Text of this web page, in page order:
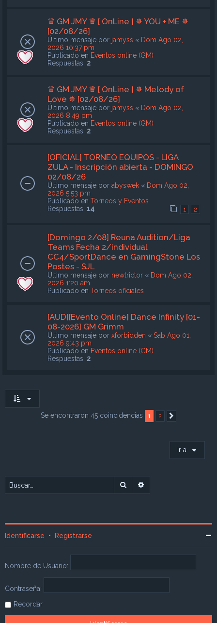
♛ GM JMY ♛ [ OnLine ] ✵ YOU + ME ✵
[02/08/26]
Último mensaje por jamyss « Dom Ago 02,
2026 10:37 pm
Publicado en Eventos online (GM)
Respuestas: 2
♛ GM JMY ♛ [ OnLine ] ✵ Melody of
Love ✵ [02/08/26]
Último mensaje por jamyss « Dom Ago 02,
2026 8:49 pm
Publicado en Eventos online (GM)
Respuestas: 2
[OFICIAL] TORNEO EQUIPOS - LIGA
ZULA - Inscripción abierta - DOMINGO
02/08/26
Último mensaje por abyswek « Dom Ago 02,
2026 5:53 pm
Publicado en Torneos y Eventos
Respuestas: 14 1 2
[Domingo 2/08] Reuna Audition/Liga
Teams Fecha 2/individual
CC4/SportDance en GamingStone Los
Postes - SJL
Último mensaje por newtrictor « Dom Ago 02,
2026 1:20 am
Publicado en Torneos oficiales
[AUD][Evento Online] Dance Infinity [01-
08-2026] GM Grimm
Último mensaje por xforbidden « Sab Ago 01,
2026 9:43 pm
Publicado en Eventos online (GM)
Respuestas: 2
Se encontraron 45 coincidencias 1 2
Ir a
Buscar
Identificarse • Registrarse
Nombre de Usuario:
Contraseña:
Recordar